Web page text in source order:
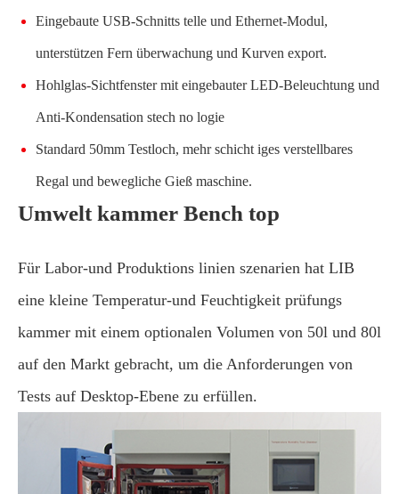
Eingebaute USB-Schnitts telle und Ethernet-Modul,
unterstützen Fern überwachung und Kurven export.
Hohlglas-Sichtfenster mit eingebauter LED-Beleuchtung und
Anti-Kondensation stech no logie
Standard 50mm Testloch, mehr schicht iges verstellbares
Regal und bewegliche Gieß maschine.
Umwelt kammer Bench top
Für Labor-und Produktions linien szenarien hat LIB
eine kleine Temperatur-und Feuchtigkeit prüfungs
kammer mit einem optionalen Volumen von 50l und 80l
auf den Markt gebracht, um die Anforderungen von
Tests auf Desktop-Ebene zu erfüllen.